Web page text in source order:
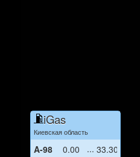
iGas
Киевская область
A-98 0.00
33.30